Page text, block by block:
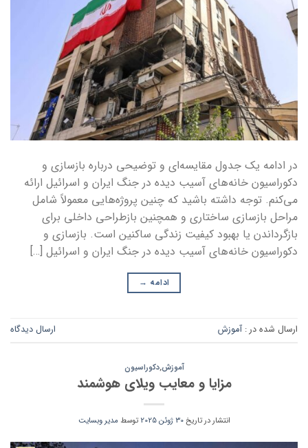
در ادامه یک جدول مقایسه‌ای و توضیحی درباره بازسازی و
دکوراسیون خانه‌های آسیب دیده در جنگ ایران و اسرائیل ارائه
می‌کنم. توجه داشته باشید که چنین پروژه‌هایی معمولاً شامل
مراحل بازسازی ساختاری و همچنین بازطراحی داخلی برای
بازگرداندن یا بهبود کیفیت زندگی ساکنین است. بازسازی و
دکوراسیون خانه‌های آسیب دیده در جنگ ایران و اسرائیل […]
ادامه →
ارسال شده در :آموزش ارسال دیدگاه
آموزش,دکوراسیون
مزایا و معایب ویلای هوشمند
انتشار در تاریخ30 ژوئن 2025 توسط مدیر وبسایت